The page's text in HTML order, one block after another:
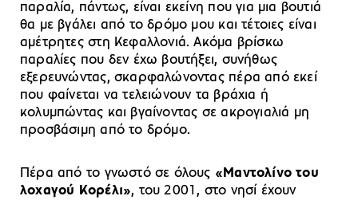
παραλία, πάντως, είναι εκείνη που για μια βουτιά
θα με βγάλει από το δρόμο μου και τέτοιες είναι
αμέτρητες στη Κεφαλλονιά. Ακόμα βρίσκω
παραλίες που δεν έχω βουτήξει, συνήθως
εξερευνώντας, σκαρφαλώνοντας πέρα από εκεί
που φαίνεται να τελειώνουν τα βράχια ή
κολυμπώντας και βγαίνοντας σε ακρογιαλιά μη
προσβάσιμη από το δρόμο.
Πέρα από το γνωστό σε όλους «Μαντολίνο του
λοχαγού Κορέλι», του 2001, στο νησί έχουν